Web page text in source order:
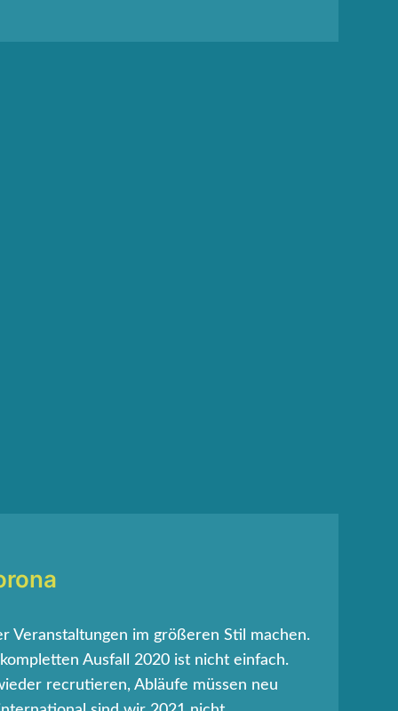
Veranstaltungen im größeren Stil machen.
Ausfall 2020 ist nicht einfach.
recrutieren, Abläufe müssen neu